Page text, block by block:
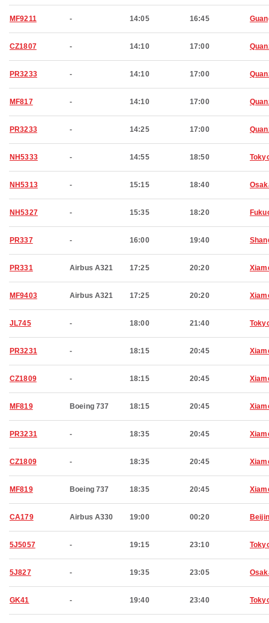
MF9211 - 14:05 16:45
CZ1807 - 14:10 17:00
PR3233 - 14:10 17:00
MF817 - 14:10 17:00
PR3233 - 14:25 17:00
NH5333 - 14:55 18:50
NH5313 - 15:15 18:40
NH5327 - 15:35 18:20
PR337 - 16:00 19:40
PR331 Airbus A321 17:25 20:20
MF9403 Airbus A321 17:25 20:20
JL745 - 18:00 21:40
PR3231 - 18:15 20:45
CZ1809 - 18:15 20:45
MF819 Boeing 737 18:15 20:45
PR3231 - 18:35 20:45
CZ1809 - 18:35 20:45
MF819 Boeing 737 18:35 20:45
CA179 Airbus A330 19:00 00:20
5J5057 - 19:15 23:10
5J827 - 19:35 23:05
GK41 - 19:40 23:40